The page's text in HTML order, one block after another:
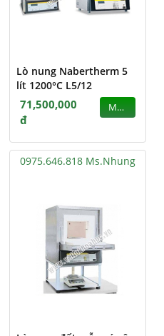
Lò nung Nabertherm 5
lít 1200°C L5/12
71,500,000
đ
MUA
0975.646.818 Ms.Nhung